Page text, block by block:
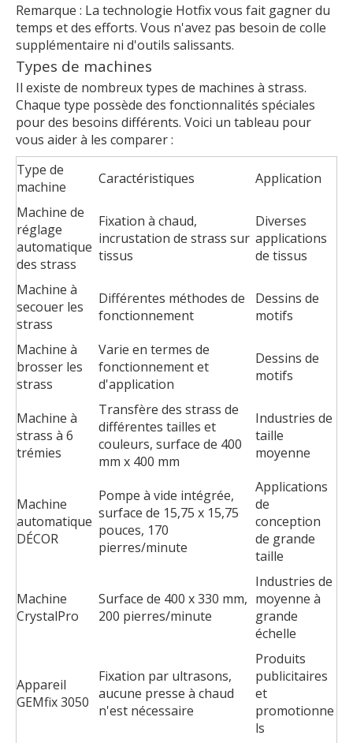
Remarque : La technologie Hotfix vous fait gagner du
temps et des efforts. Vous n'avez pas besoin de colle
supplémentaire ni d'outils salissants.
Types de machines
Il existe de nombreux types de machines à strass.
Chaque type possède des fonctionnalités spéciales
pour des besoins différents. Voici un tableau pour
vous aider à les comparer :
Type de
machine
Caractéristiques
Application
Machine de
réglage
automatique
des strass
Fixation à chaud,
incrustation de strass sur
tissus
Diverses
applications
de tissus
Machine à
secouer les
strass
Différentes méthodes de
fonctionnement
Dessins de
motifs
Machine à
brosser les
strass
Varie en termes de
fonctionnement et
d'application
Dessins de
motifs
Machine à
strass à 6
trémies
Transfère des strass de
différentes tailles et
couleurs, surface de 400
mm x 400 mm
Industries de
taille
moyenne
Machine
automatique
DÉCOR
Pompe à vide intégrée,
surface de 15,75 x 15,75
pouces, 170
pierres/minute
Applications
de
conception
de grande
taille
Machine
CrystalPro
Surface de 400 x 330 mm,
200 pierres/minute
Industries de
moyenne à
grande
échelle
Appareil
GEMfix 3050
Fixation par ultrasons,
aucune presse à chaud
n'est nécessaire
Produits
publicitaires
et
promotionne
ls